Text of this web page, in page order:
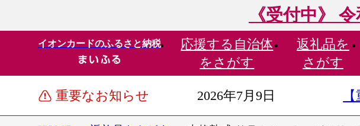
《受付中》
イオンカードのふるさと納税 応援する 自治体
をさがす
返礼品を
さがす
重要なお知らせ 2026年7月9日